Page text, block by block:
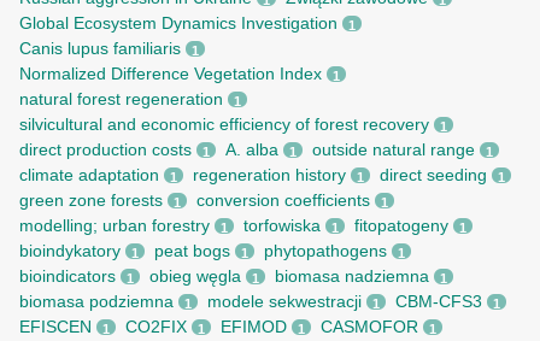
Global Ecosystem Dynamics Investigation 1
Canis lupus familiaris 1
Normalized Difference Vegetation Index 1
natural forest regeneration 1
silvicultural and economic efficiency of forest recovery 1
direct production costs 1 A. alba 1 outside natural range 1
climate adaptation 1 regeneration history 1 direct seeding 1
green zone forests 1 conversion coefficients 1
modelling; urban forestry 1 torfowiska 1 fitopatogeny 1
bioindykatory 1 peat bogs 1 phytopathogens 1
bioindicators 1 obieg węgla 1 biomasa nadziemna 1
biomasa podziemna 1 modele sekwestracji 1 CBM-CFS3 1
EFISCEN 1 CO2FIX 1 EFIMOD 1 CASMOFOR 1